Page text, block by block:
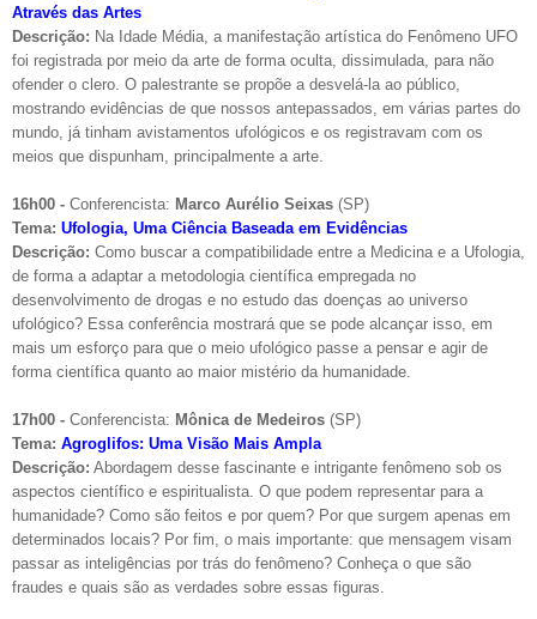
Através das Artes
Descrição: Na Idade Média, a manifestação artística do Fenômeno UFO
foi registrada por meio da arte de forma oculta, dissimulada, para não
ofender o clero. O palestrante se propõe a desvelá-la ao público,
mostrando evidências de que nossos antepassados, em várias partes do
mundo, já tinham avistamentos ufológicos e os registravam com os
meios que dispunham, principalmente a arte.
16h00 - Conferencista: Marco Aurélio Seixas (SP)
Tema: Ufologia, Uma Ciência Baseada em Evidências
Descrição: Como buscar a compatibilidade entre a Medicina e a Ufologia,
de forma a adaptar a metodologia científica empregada no
desenvolvimento de drogas e no estudo das doenças ao universo
ufológico? Essa conferência mostrará que se pode alcançar isso, em
mais um esforço para que o meio ufológico passe a pensar e agir de
forma científica quanto ao maior mistério da humanidade.
17h00 - Conferencista: Mônica de Medeiros (SP)
Tema: Agroglifos: Uma Visão Mais Ampla
Descrição: Abordagem desse fascinante e intrigante fenômeno sob os
aspectos científico e espiritualista. O que podem representar para a
humanidade? Como são feitos e por quem? Por que surgem apenas em
determinados locais? Por fim, o mais importante: que mensagem visam
passar as inteligências por trás do fenômeno? Conheça o que são
fraudes e quais são as verdades sobre essas figuras.